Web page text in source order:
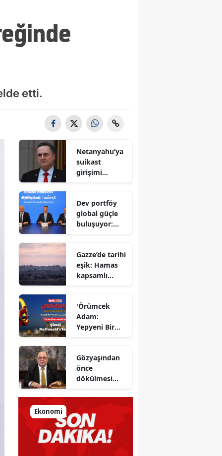
etti.
Netanyahu’ya
suikast
girişimi
Bakanı
gizlenen
detayları
Dev portföy
global güçle
buluşuyor:
sıkıştı
Gazze’de tarihi
eşik: Hamas
kapsamlı
onayladı
'Örümcek
Adam:
Yepyeni Bir
şimdi
McDonald’s
Türkiye’de
Gözyaşından
önce
dökülmesi
Tarihin
milletlerin
önüne
koyduğu
ayna!
Ekonomi